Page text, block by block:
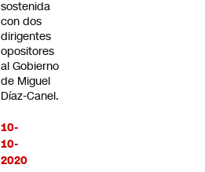
sostenida
con dos
dirigentes
opositores
al Gobierno
de Miguel
Díaz-Canel.
10-
10-
2020